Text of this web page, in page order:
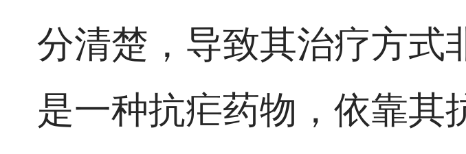
分清楚，导致其治疗方式
是一种抗疟药物，依靠其